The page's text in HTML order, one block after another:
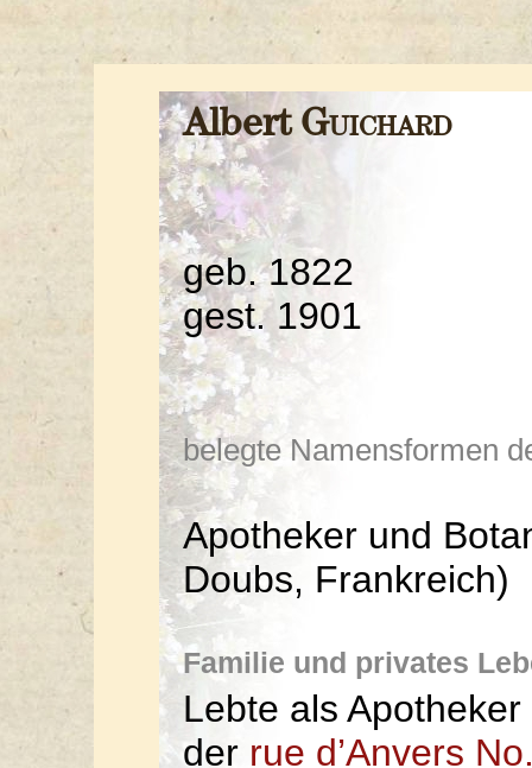
Albert Guichard
geb. 1822
gest. 1901
belegte Namensformen
Apotheker und
Doubs, Frankreich)
Familie und privates
Lebte als
der rue d’Anvers